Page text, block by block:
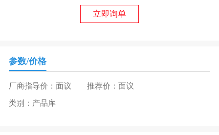
立即询单
参数/价格
厂商指导价：面议 推荐价：面议
类别：产品库